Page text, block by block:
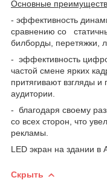
Основные
- эффективность
сравнению со
билборды, перетяжки,
- эффективность
частой смене ярких
притягивают взгляды
аудитории.
- благодаря своему
со всех сторон, что
рекламы.
LED экран на здании в
Скрыть